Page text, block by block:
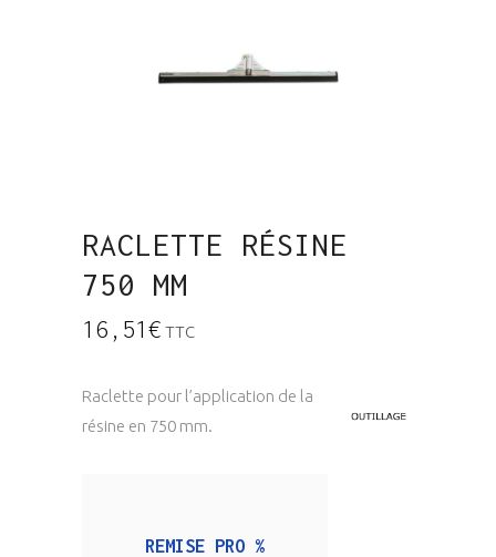
RACLETTE RÉSINE
750 MM
16,51€ TTC
Raclette pour l’application de la
résine en 750 mm.
REMISE PRO %